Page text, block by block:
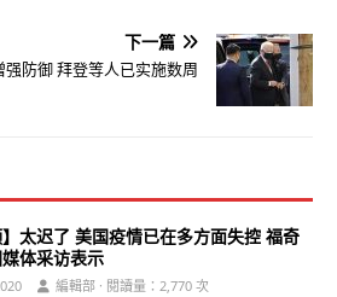
下一篇
防御 拜登等人已实施数周
】太迟了 美国疫情已在多方面失控 福奇
体采访表示
編輯部 · 閱讀量：2,770 次